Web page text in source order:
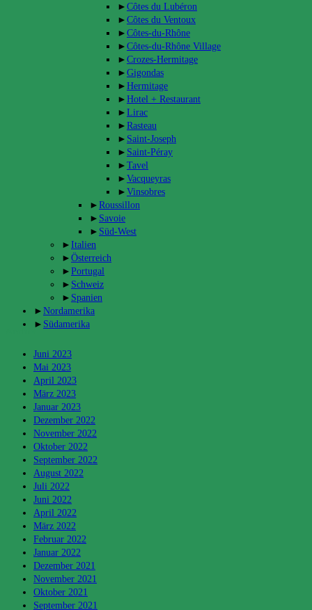
► Côtes du Lubéron
► Côtes du Ventoux
► Côtes-du-Rhône
► Côtes-du-Rhône Village
► Crozes-Hermitage
► Gigondas
► Hermitage
► Hotel + Restaurant
► Lirac
► Rasteau
► Saint-Joseph
► Saint-Péray
► Tavel
► Vacqueyras
► Vinsobres
► Roussillon
► Savoie
► Süd-West
► Italien
► Österreich
► Portugal
► Schweiz
► Spanien
► Nordamerika
► Südamerika
Juni 2023
Mai 2023
April 2023
März 2023
Januar 2023
Dezember 2022
November 2022
Oktober 2022
September 2022
August 2022
Juli 2022
Juni 2022
April 2022
März 2022
Februar 2022
Januar 2022
Dezember 2021
November 2021
Oktober 2021
September 2021